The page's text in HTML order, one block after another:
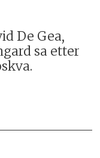
De Gea,
sa etter